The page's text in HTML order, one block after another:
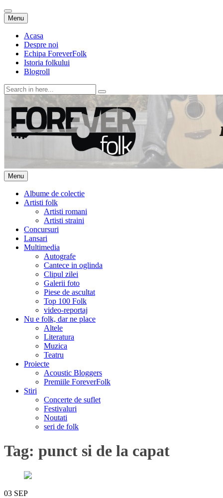
Menu Skip
to
content
Acasa
Despre noi
Echipa ForeverFolk
Istoria folkului
Blogroll
Search
for:
ForeverFolk
Muzica sufletului tau
Menu Skip
to
content
Albume de colectie
Artisti folk
Artisti romani
Artisti straini
Concursuri
Lansari
Multimedia
Autografe
Cantece in oglinda
Clipul zilei
Galerii foto
Piese de ascultat
Top 100 Folk
video-reportaj
Nu e folk, dar ne place
Altele
Literatura
Muzica
Teatru
Proiecte
Acoustic Bloggers
Premiile ForeverFolk
Stiri
Concerte de suflet
Festivaluri
Noutati
seri de folk
Tag: punct si de la capat
03 SEP